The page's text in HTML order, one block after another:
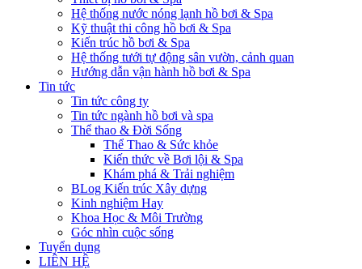
Hệ thống nước nóng lạnh hồ bơi & Spa
Kỹ thuật thi công hồ bơi & Spa
Kiến trúc hồ bơi & Spa
Hệ thống tưới tự động sân vườn, cảnh quan
Hướng dẫn vận hành hồ bơi & Spa
Tin tức
Tin tức công ty
Tin tức ngành hồ bơi và spa
Thể thao & Đời Sống
Thể Thao & Sức khỏe
Kiến thức về Bơi lội & Spa
Khám phá & Trải nghiệm
BLog Kiến trúc Xây dựng
Kinh nghiệm Hay
Khoa Học & Môi Trường
Góc nhìn cuộc sống
Tuyển dụng
LIÊN HỆ